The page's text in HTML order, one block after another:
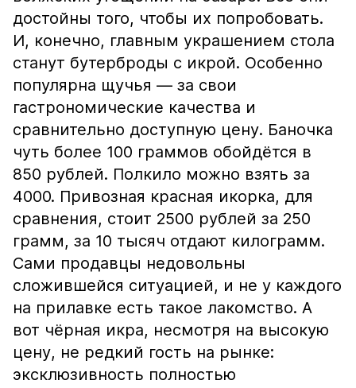
достойны того, чтобы их попробовать.
И, конечно, главным украшением стола
станут бутерброды с икрой. Особенно
популярна щучья — за свои
гастрономические качества и
сравнительно доступную цену. Баночка
чуть более 100 граммов обойдётся в
850 рублей. Полкило можно взять за
4000. Привозная красная икорка, для
сравнения, стоит 2500 рублей за 250
грамм, за 10 тысяч отдают килограмм.
Сами продавцы недовольны
сложившейся ситуацией, и не у каждого
на прилавке есть такое лакомство. А
вот чёрная икра, несмотря на высокую
цену, не редкий гость на рынке:
эксклюзивность полностью